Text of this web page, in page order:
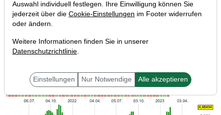
Auswahl individuell festlegen. Ihre Einwilligung können Sie
jederzeit über die Cookie-Einstellungen im Footer widerrufen
oder ändern.
Weitere Informationen finden Sie in unserer
Datenschutzrichtlinie.
Einstellungen Nur Notwendige Alle akzeptieren